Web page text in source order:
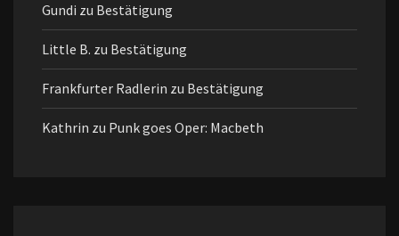
Gundi zu Bestätigung
Little B. zu Bestätigung
Frankfurter Radlerin zu Bestätigung
Kathrin zu Punk goes Oper: Macbeth